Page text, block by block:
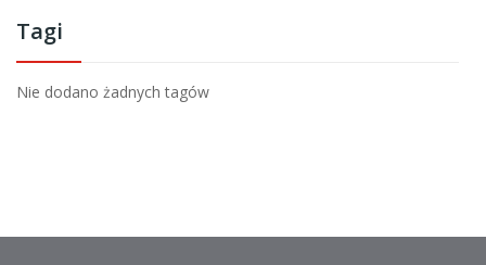
Tagi
Nie dodano żadnych tagów